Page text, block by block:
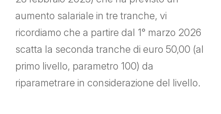
aumento salariale in tre tranche, vi
ricordiamo che a partire dal 1° marzo 2026
scatta la seconda tranche di euro 50,00 (al
primo livello, parametro 100) da
riparametrare in considerazione del livello.